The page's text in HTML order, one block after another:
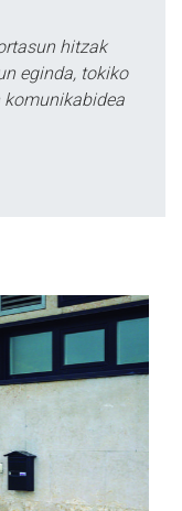
hitzak
eginda, tokiko
komunikabidea